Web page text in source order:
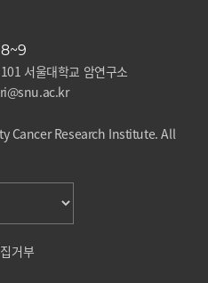
서울대학교 암연구소
Cancer Research Institute. All
거부